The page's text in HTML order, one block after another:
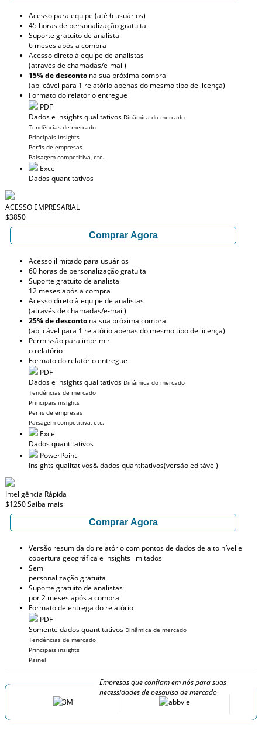
Acesso para equipe (até 6 usuários)
45 horas de personalização gratuita
Suporte gratuito de analista
6 meses após a compra
Acesso direto à equipe de analistas
(através de chamadas/e-mail)
15% de desconto na sua próxima compra
(aplicável para 1 relatório apenas do mesmo tipo de licença)
Formato do relatório entregue
PDF
Dados e insights qualitativos Dinâmica do mercado
Tendências de mercado
Principais insights
Perfis de empresas
Paisagem competitiva, etc.
Excel
Dados quantitativos
ACESSO EMPRESARIAL
$3850
Comprar Agora
Acesso ilimitado para usuários
60 horas de personalização gratuita
Suporte gratuito de analista
12 meses após a compra
Acesso direto à equipe de analistas
(através de chamadas/e-mail)
25% de desconto na sua próxima compra
(aplicável para 1 relatório apenas do mesmo tipo de licença)
Permissão para imprimir
o relatório
Formato do relatório entregue
PDF
Dados e insights qualitativos Dinâmica do mercado
Tendências de mercado
Principais insights
Perfis de empresas
Paisagem competitiva, etc.
Excel
Dados quantitativos
PowerPoint
Insights qualitativos& dados quantitativos(versão editável)
Inteligência Rápida
$1250Saiba mais
Comprar Agora
Versão resumida do relatório com pontos de dados de alto nível e
cobertura geográfica e insights limitados
Sem
personalização gratuita
Suporte gratuito de analistas
por 2 meses após a compra
Formato de entrega do relatório
PDF
Somente dados quantitativos Dinâmica de mercado
Tendências de mercado
Principais insights
Painel
Empresas que confiam em nós para suas
necessidades de pesquisa de mercado